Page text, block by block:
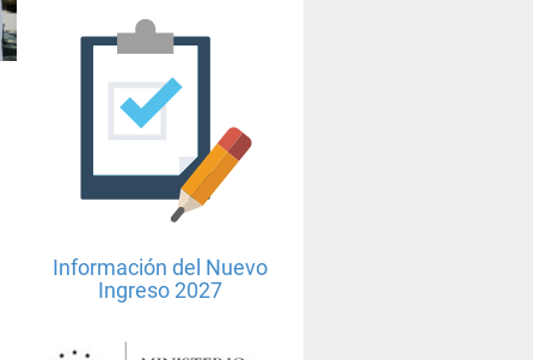
Información del Nuevo
Ingreso 2027